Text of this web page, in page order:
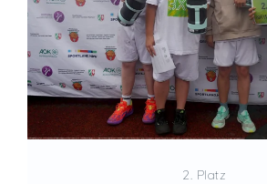
2. Platz